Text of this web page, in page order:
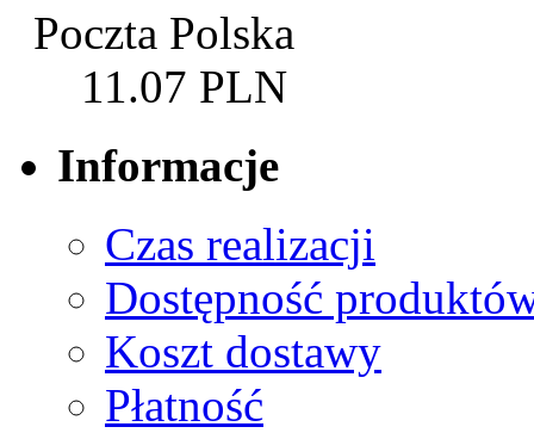
Poczta Polska
11.07 PLN
Informacje
Czas realizacji
Dostępność
Koszt dostawy
Płatność